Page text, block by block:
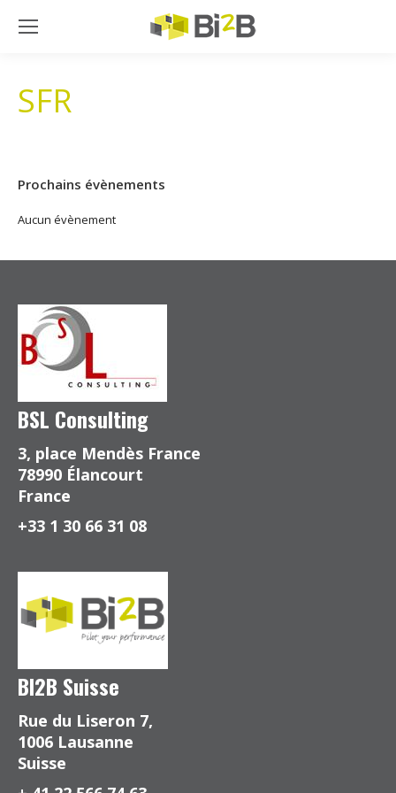
SFR
Prochains évènements
Aucun évènement
BSL Consulting
3, place Mendès France
78990 Élancourt
France
+33 1 30 66 31 08
BI2B Suisse
Rue du Liseron 7,
1006 Lausanne
Suisse